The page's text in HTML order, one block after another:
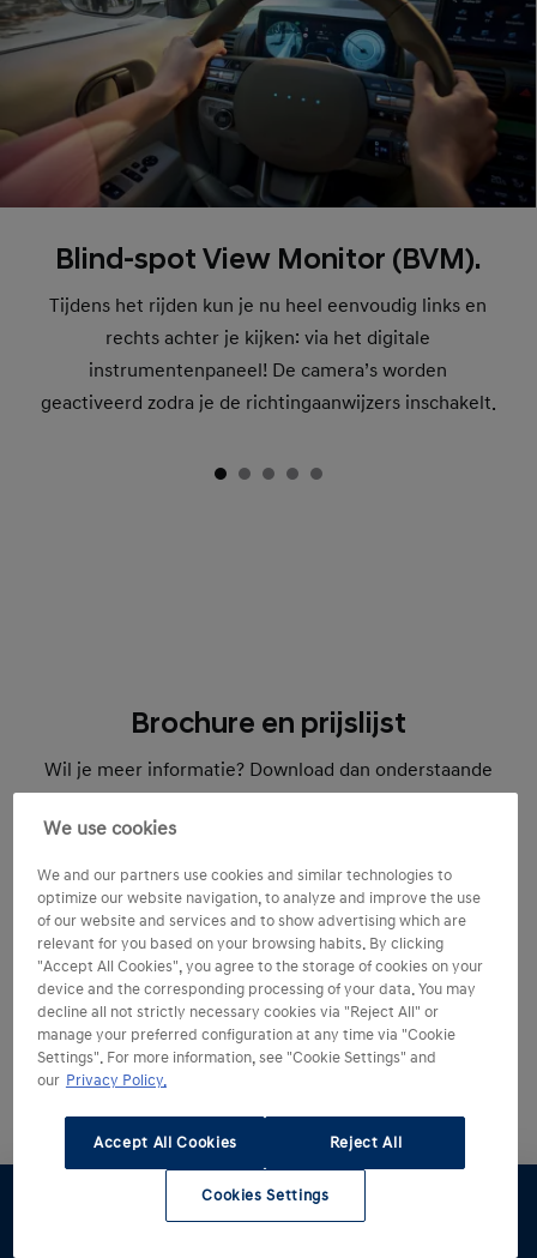
Blind-spot View Monitor (BVM).
Tijdens het rijden kun je nu heel eenvoudig links en
rechts achter je kijken: via het digitale
instrumentenpaneel! De camera’s worden
geactiveerd zodra je de richtingaanwijzers inschakelt.
Brochure en prijslijst
Wil je meer informatie? Download dan onderstaande
alle beschikbare uitvoeringen van de Hyundai
INSTER, de technische specificaties en de prijzen.
Hyundai INSTER interactieve prijslijs
t
Interactief
Hyundai INSTER brochure-prijslijst
PDF 7.52 MB
Hyundai INSTER brochure-prijslijst -
We use cookies
We and our partners use cookies and similar technologies to
optimize our website navigation, to analyze and improve the use
of our website and services and to show advertising which are
relevant for you based on your browsing habits. By clicking
"Accept All Cookies", you agree to the storage of cookies on your
device and the corresponding processing of your data. You may
decline all not strictly necessary cookies via "Reject All" or
manage your preferred configuration at any time via "Cookie
Settings". For more information, see "Cookie Settings" and
our Privacy Policy.
Accept All Cookies Reject All
Cookies Settings